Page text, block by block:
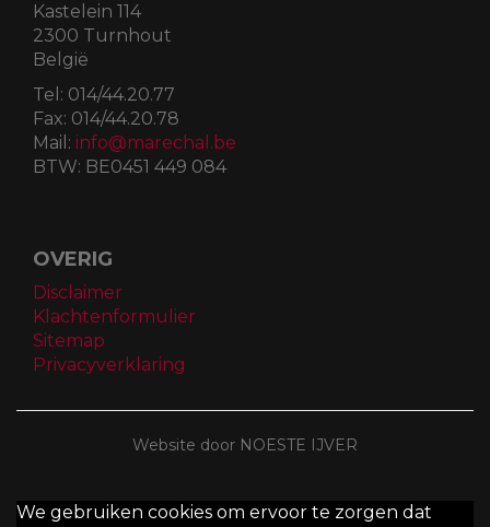
Kastelein 114
2300 Turnhout
België
Tel: 014/44.20.77
Fax: 014/44.20.78
Mail: info@marechal.be
BTW: BE0451 449 084
OVERIG
Disclaimer
Klachtenformulier
Sitemap
Privacyverklaring
Website door NOESTE IJVER
We gebruiken cookies om ervoor te zorgen dat